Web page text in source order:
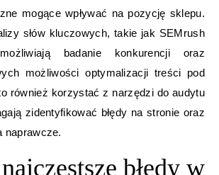
mogące wpływać na pozycję sklepu.
słów kluczowych, takie jak SEMrush
badanie konkurencji oraz
możliwości optymalizacji treści pod
również korzystać z narzędzi do audytu
zidentyfikować błędy na stronie oraz
naprawcze.
błędy w